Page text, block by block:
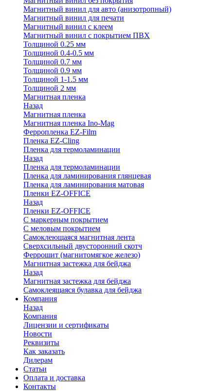
Магнитный винил для авто (анизотропный)
Магнитный винил для печати
Магнитный винил с клеем
Магнитный винил с покрытием ПВХ
Толщиной 0.25 мм
Толщиной 0.4-0.5 мм
Толщиной 0.7 мм
Толщиной 0.9 мм
Толщиной 1-1.5 мм
Толщиной 2 мм
Магнитная пленка
Назад
Магнитная пленка
Магнитная пленка Ino-Mag
Ферропленка EZ-Film
Пленка EZ-Cling
Пленка для термоламинации
Назад
Пленка для термоламинации
Пленка для ламинирования глянцевая
Пленка для ламинирования матовая
Пленки EZ-OFFICE
Назад
Пленки EZ-OFFICE
С маркерным покрытием
С меловым покрытием
Самоклеющаяся магнитная лента
Сверхсильный двусторонний скотч
Феррошит (магнитомягкое железо)
Магнитная застежка для бейджа
Назад
Магнитная застежка для бейджа
Самоклеящаяся булавка для бейджа
Компания
Назад
Компания
Лицензии и сертификаты
Новости
Реквизиты
Как заказать
Дилерам
Статьи
Оплата и доставка
Контакты